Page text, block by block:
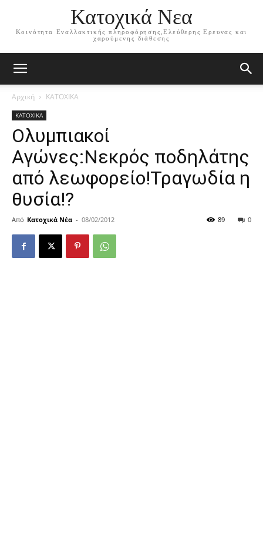
Κατοχικά Νεα
Κοινότητα Εναλλακτικής πληροφόρησης,Ελεύθερης Ερευνας και
χαρούμενης διάθεσης
Αρχική ΚΑΤΟΧΙΚΑ
ΚΑΤΟΧΙΚΑ
Ολυμπιακοί
Αγώνες:Νεκρός ποδηλάτης
από λεωφορείο!Τραγωδία η
θυσία!?
Από Κατοχικά Νέα - 08/02/2012 0
89